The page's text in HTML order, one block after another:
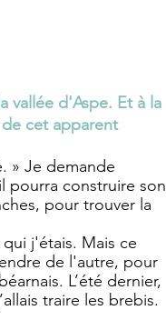
vallée d'Aspe. Et à la
cet apparent
» Je demande
pourra construire son
pour trouver la
j'étais. Mais ce
de l'autre, pour
L’été dernier,
traire les brebis.